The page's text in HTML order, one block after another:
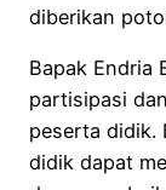
diberikan
Bapak Endria
partisipasi
peserta didik.
didik dapat